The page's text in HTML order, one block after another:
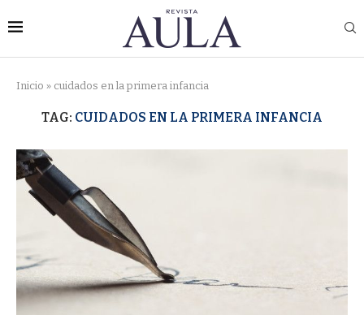
Inicio » cuidados en la primera infancia
TAG: CUIDADOS EN LA PRIMERA INFANCIA